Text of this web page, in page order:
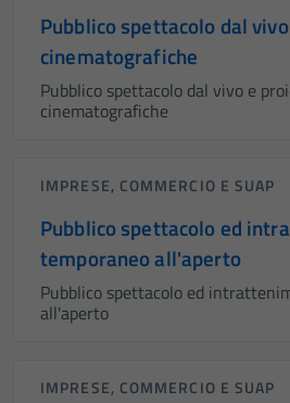
Pubblico spettacolo dal
cinematografiche
Pubblico spettacolo dal vivo e
cinematografiche
IMPRESE, COMMERCIO E SUAP
Pubblico spettacolo ed
temporaneo all'aperto
Pubblico spettacolo ed
all'aperto
IMPRESE, COMMERCIO E SUAP